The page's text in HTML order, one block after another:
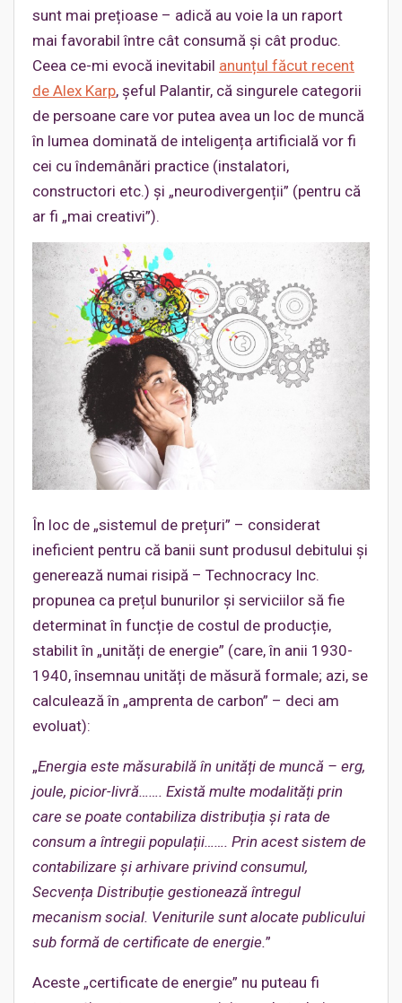
sunt mai prețioase – adică au voie la un raport
mai favorabil între cât consumă și cât produc.
Ceea ce-mi evocă inevitabil anunțul făcut recent
de Alex Karp, șeful Palantir, că singurele categorii
de persoane care vor putea avea un loc de muncă
în lumea dominată de inteligența artificială vor fi
cei cu îndemânări practice (instalatori,
constructori etc.) și „neurodivergenții” (pentru că
ar fi „mai creativi”).
În loc de „sistemul de prețuri” – considerat
ineficient pentru că banii sunt produsul debitului și
generează numai risipă – Technocracy Inc.
propunea ca prețul bunurilor și serviciilor să fie
determinat în funcție de costul de producție,
stabilit în „unități de energie” (care, în anii 1930-
1940, însemnau unități de măsură formale; azi, se
calculează în „amprenta de carbon” – deci am
evoluat):
„Energia este măsurabilă în unități de muncă – erg,
joule, picior-livră……. Există multe modalități prin
care se poate contabiliza distribuția și rata de
consum a întregii populații……. Prin acest sistem de
contabilizare și arhivare privind consumul,
Secvența Distribuție gestionează întregul
mecanism social. Veniturile sunt alocate publicului
sub formă de certificate de energie.”
Aceste „certificate de energie” nu puteau fi